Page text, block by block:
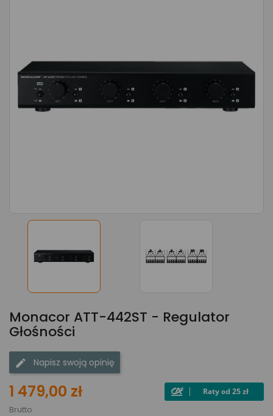
Monacor ATT-442ST - Regulator
Głośności
Napisz swoją opinię
1 479,00 zł
Brutto